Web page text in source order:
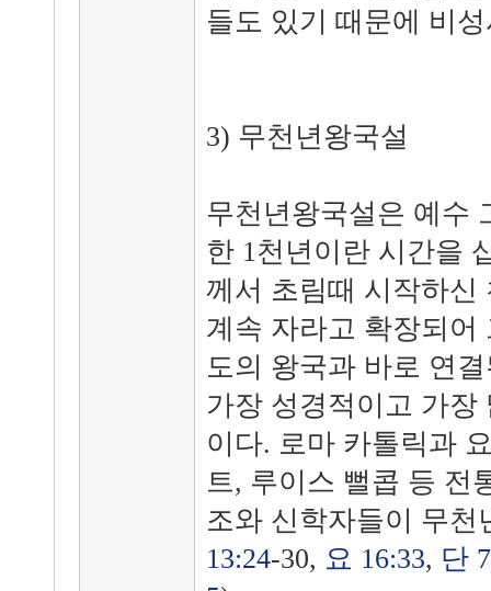
들도 있기 때문에 비
3) 무천년왕국설
무천년왕국설은 예수
한 1천년이란 시간을
께서 초림때 시작하신
계속 자라고 확장되어
도의 왕국과 바로 연
가장 성경적이고 가장
이다. 로마 카톨릭과
트, 루이스 뻘콥 등 전
조와 신학자들이 무천
13:24-30, 요 16:33, 단